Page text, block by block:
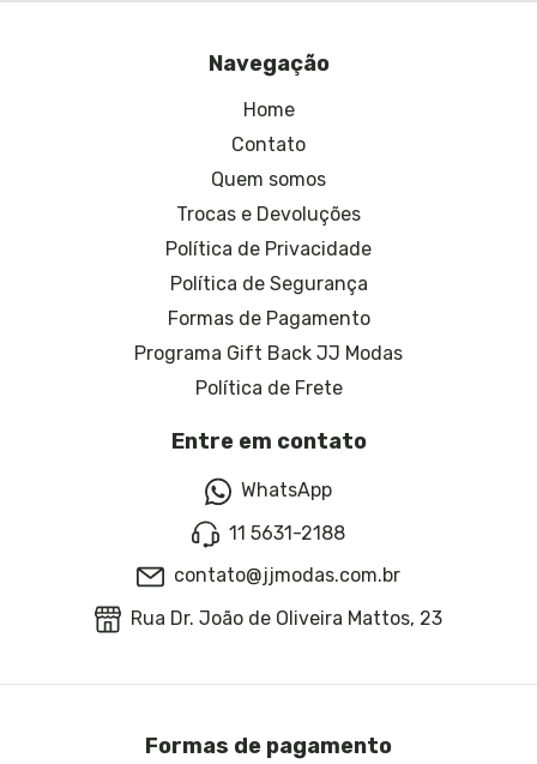
Navegação
Home
Contato
Quem somos
Trocas e Devoluções
Política de Privacidade
Política de Segurança
Formas de Pagamento
Programa Gift Back JJ Modas
Política de Frete
Entre em contato
WhatsApp
11 5631-2188
contato@jjmodas.com.br
Rua Dr. João de Oliveira Mattos, 23
Formas de pagamento